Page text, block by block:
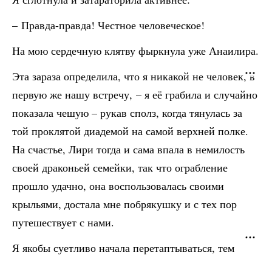
– Правда-правда! Честное человеческое!
На мою сердечную клятву фыркнула уже Анаилира.
Эта зараза определила, что я никакой не человек, в
первую же нашу встречу, – я её грабила и случайно
показала чешую – рукав сполз, когда тянулась за
той проклятой диадемой на самой верхней полке.
На счастье, Лири тогда и сама впала в немилость
своей драконьей семейки, так что ограбление
прошло удачно, она воспользовалась своими
крыльями, достала мне побрякушку и с тех пор
путешествует с нами.
Я якобы суетливо начала перетаптываться, тем